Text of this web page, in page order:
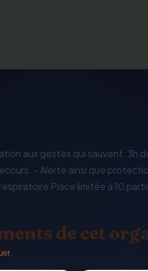
aux gestes qui sauvent. 3h
- Alerte ainsi que
Place limitée à 10
de cet